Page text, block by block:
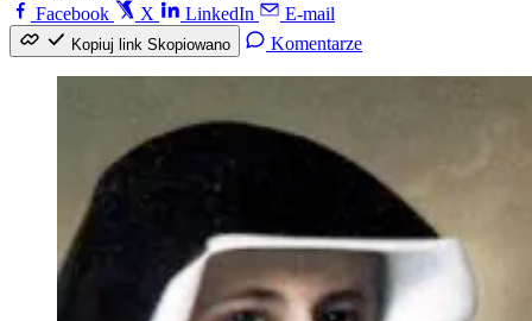
Facebook
X LinkedIn E-mail
Kopiuj link Skopiowano Komentarze